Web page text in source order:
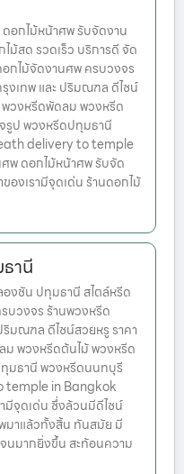
อกไม้หน้าศพ รับจัดงาน
ม้สด รวดเร็ว บริการดี จัด
กไม้จัดงานศพ ครบวงจร
งเทพ และ ปริมณฑล ดีไซน์
วงหรีดพัดลม พวงหรีด
รูป พวงหรีดปทุมธานี
delivery to temple
พ ดอกไม้หน้าศพ รับจัด
องเรามีจุดเด่น ร้านดอกไม้
านี
งชัน ปทุมธานี สไตล์หรีด
บวงจร ร้านพวงหรีด
มณฑล ดีไซน์สวยหรู ราคา
พวงหรีดต้นไม้ พวงหรีด
ทุมธานี พวงหรีดนนทบุรี
in Bangkok
มีจุดเด่น ซึ่งล้วนมีดีไซน์
มาแล้วทั้งสิ้น ทันสมัย มี
นมากยิ่งขึ้น สะท้อนความ